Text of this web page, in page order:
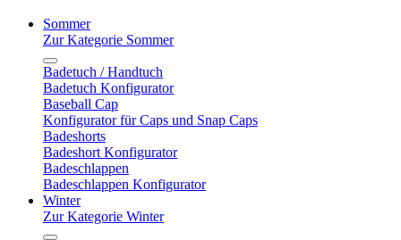
Sommer
Zur Kategorie Sommer
Badetuch / Handtuch
Badetuch Konfigurator
Baseball Cap
Konfigurator für Caps und Snap Caps
Badeshorts
Badeshort Konfigurator
Badeschlappen
Badeschlappen Konfigurator
Winter
Zur Kategorie Winter